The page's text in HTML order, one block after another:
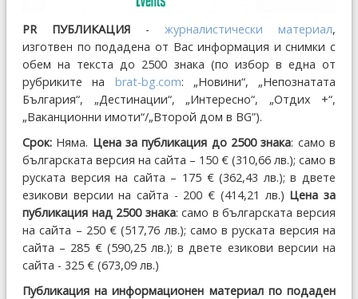
PR ПУБЛИКАЦИЯ - журналистически материал,
изготвен по подадена от Вас информация и снимки с
обем на текста до 2500 знака (по избор в една от
рубриките на brat-bg.com: „Новини“, „Непознатата
България“, „Дестинации“, „Интересно“, „Отдих +“,
„Ваканционни имоти“/„Второй дом в BG”).
Срок: Няма. Цена за публикация до 2500 знака: само в
българската версия на сайта – 150 € (310,66 лв.); само в
руската версия на сайта – 175 € (362,43 лв.); в двете
езикови версии на сайта - 200 € (414,21 лв.) Цена за
публикация над 2500 знака: само в българската версия
на сайта – 250 € (517,76 лв.); само в руската версия на
сайта – 285 € (590,25 лв.); в двете езикови версии на
сайта - 325 € (673,09 лв.)
Публикация на информационен материал по подаден